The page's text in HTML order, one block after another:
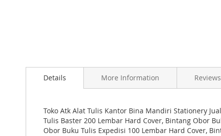
to
images
gallery
Details
Toko Atk Alat Tulis Kantor Bina Mandiri Stationery Jual
Tulis Baster 200 Lembar Hard Cover, Bintang Obor
Obor Buku Tulis Expedisi 100 Lembar Hard Cover,
More Information Reviews